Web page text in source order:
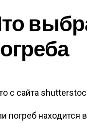
с сайта
погреб